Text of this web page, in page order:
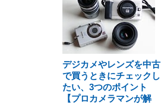
デジカメやレンズを中古
で買うときにチェックし
たい、3つのポイント
【プロカメラマンが解